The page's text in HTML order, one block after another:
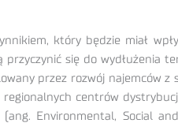
który będzie miał
się do wydłużenia
przez rozwój najemców
centrów
Environmental, Social